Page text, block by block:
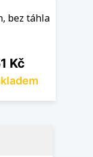
bez táhla
Kč